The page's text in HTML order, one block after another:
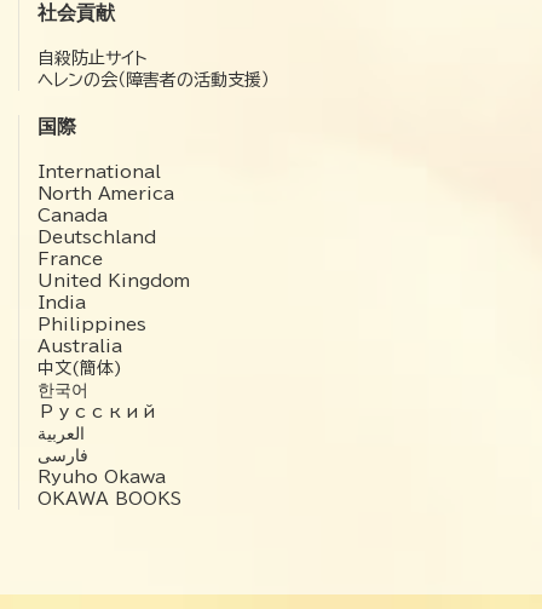
社会貢献
自殺防止サイト
ヘレンの会（障害者の活動支援）
国際
International
North America
Canada
Deutschland
France
United Kingdom
India
Philippines
Australia
中文(簡体)
한국어
Русский
العربية‏
فارسی
Ryuho Okawa
OKAWA BOOKS